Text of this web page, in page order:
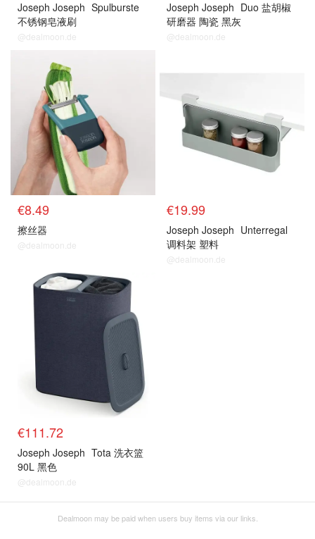
Joseph Joseph Spulburste
不锈钢皂液刷
@dealmoon.de
Joseph Joseph Duo 盐胡椒
研磨器 陶瓷 黑灰
@dealmoon.de
€8.49
擦丝器
@dealmoon.de
€19.99
Joseph Joseph Unterregal
调料架 塑料
@dealmoon.de
€111.72
Joseph Joseph Tota 洗衣篮
90L 黑色
@dealmoon.de
Dealmoon may be paid when users buy items via our links.